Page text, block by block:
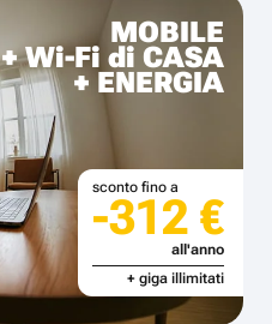
MOBILE
+ Wi-Fi di CASA
+ ENERGIA
sconto fino a
-312 €
all'anno
+ giga illimitati